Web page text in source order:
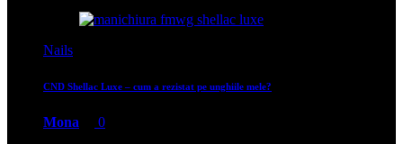
Nails
CND Shellac Luxe – cum a rezistat pe unghiile mele?
Mona 0